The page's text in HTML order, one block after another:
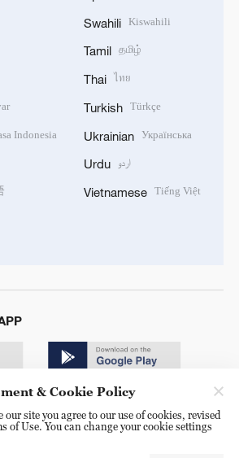
Indonesia
Swahili Kiswahili
Tamil தமிழ்
Thai ไทย
Turkish Türkçe
Ukrainian Українська
Urdu اردو
Vietnamese Tiếng Việt
All Rights Reserved. 16A
& Cookie Policy
site you agree to our use of cookies, revised
of Use. You can change your cookie settings